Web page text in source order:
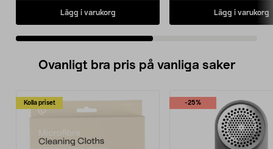
Lägg i varukorg Lägg i varukorg
Ovanligt bra pris på vanliga saker
Kolla priset -25%